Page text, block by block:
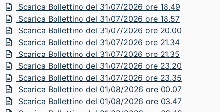
Scarica Bollettino del 31/07/2026 ore 18.49
Scarica Bollettino del 31/07/2026 ore 18.57
Scarica Bollettino del 31/07/2026 ore 20.00
Scarica Bollettino del 31/07/2026 ore 21.34
Scarica Bollettino del 31/07/2026 ore 21.35
Scarica Bollettino del 31/07/2026 ore 23.20
Scarica Bollettino del 31/07/2026 ore 23.35
Scarica Bollettino del 01/08/2026 ore 00.07
Scarica Bollettino del 01/08/2026 ore 03.47